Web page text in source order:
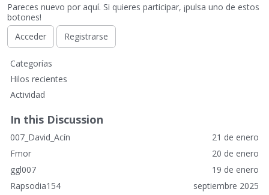
Pareces nuevo por aquí. Si quieres participar, ¡pulsa uno de estos
botones!
Acceder
Registrarse
E
n
a
c
e
s
r
á
p
Categorías
Hilos recientes
Actividad
In this Discussion
21 de enero
007_David_Acín
20 de enero
Fmor
19 de enero
ggl007
septiembre 2025
Rapsodia154